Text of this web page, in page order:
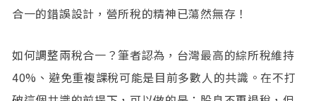
合一的錯誤設計，營所稅的精神已蕩然無存！
如何調整兩稅合一？筆者認為，台灣最高的綜所稅維持
40%、避免重複課稅可能是目前多數人的共識。在不打